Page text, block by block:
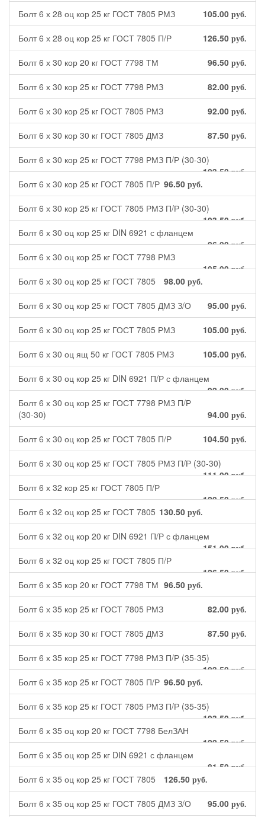
Болт 6 х 28 оц кор 25 кг ГОСТ 7805 РМЗ 105.00 руб.
Болт 6 х 28 оц кор 25 кг ГОСТ 7805 П/Р 126.50 руб.
Болт 6 х 30 кор 20 кг ГОСТ 7798 ТМ 96.50 руб.
Болт 6 х 30 кор 25 кг ГОСТ 7798 РМЗ 82.00 руб.
Болт 6 х 30 кор 25 кг ГОСТ 7805 РМЗ 92.00 руб.
Болт 6 х 30 кор 30 кг ГОСТ 7805 ДМЗ 87.50 руб.
Болт 6 х 30 кор 25 кг ГОСТ 7798 РМЗ П/Р (30-30)
103.50руб.
Болт 6 х 30 кор 25 кг ГОСТ 7805 П/Р 96.50 руб.
Болт 6 х 30 кор 25 кг ГОСТ 7805 РМЗ П/Р (30-30)
103.50руб.
Болт 6 х 30 оц кор 25 кг DIN 6921 с фланцем
86.00руб.
Болт 6 х 30 оц кор 25 кг ГОСТ 7798 РМЗ
105.00руб.
Болт 6 х 30 оц кор 25 кг ГОСТ 7805 98.00 руб.
Болт 6 х 30 оц кор 25 кг ГОСТ 7805 ДМЗ З/О 95.00 руб.
Болт 6 х 30 оц кор 25 кг ГОСТ 7805 РМЗ 105.00 руб.
Болт 6 х 30 оц ящ 50 кг ГОСТ 7805 РМЗ 105.00 руб.
Болт 6 х 30 оц кор 25 кг DIN 6921 П/Р с фланцем
92.00руб.
Болт 6 х 30 оц кор 25 кг ГОСТ 7798 РМЗ П/Р
(30-30)
94.00 руб.
Болт 6 х 30 оц кор 25 кг ГОСТ 7805 П/Р 104.50 руб.
Болт 6 х 30 оц кор 25 кг ГОСТ 7805 РМЗ П/Р (30-30)
111.00руб.
Болт 6 х 32 кор 25 кг ГОСТ 7805 П/Р
120.50руб.
Болт 6 х 32 оц кор 25 кг ГОСТ 7805 130.50 руб.
Болт 6 х 32 оц кор 20 кг DIN 6921 П/Р с фланцем
151.00руб.
Болт 6 х 32 оц кор 25 кг ГОСТ 7805 П/Р
126.50руб.
Болт 6 х 35 кор 20 кг ГОСТ 7798 ТМ 96.50 руб.
Болт 6 х 35 кор 25 кг ГОСТ 7805 РМЗ 82.00 руб.
Болт 6 х 35 кор 30 кг ГОСТ 7805 ДМЗ 87.50 руб.
Болт 6 х 35 кор 25 кг ГОСТ 7798 РМЗ П/Р (35-35)
103.50руб.
Болт 6 х 35 кор 25 кг ГОСТ 7805 П/Р 96.50 руб.
Болт 6 х 35 кор 25 кг ГОСТ 7805 РМЗ П/Р (35-35)
103.50руб.
Болт 6 х 35 оц кор 20 кг ГОСТ 7798 БелЗАН
122.50руб.
Болт 6 х 35 оц кор 25 кг DIN 6921 с фланцем
81.50руб.
Болт 6 х 35 оц кор 25 кг ГОСТ 7805 126.50 руб.
Болт 6 х 35 оц кор 25 кг ГОСТ 7805 ДМЗ З/О 95.00 руб.